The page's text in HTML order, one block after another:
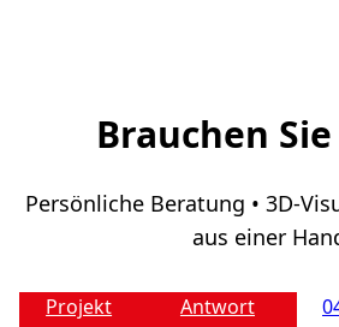
Brauchen
Persönliche Beratung • 3D-
aus einer
Projekt
Antwort